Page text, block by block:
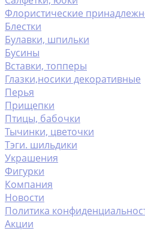
Флористические
Блестки
Булавки, шпильки
Бусины
Вставки, топперы
Глазки,носики декоративные
Перья
Прищепки
Птицы, бабочки
Тычинки, цветочки
Тэги. шильдики
Украшения
Фигурки
Компания
Новости
Политика
Акции